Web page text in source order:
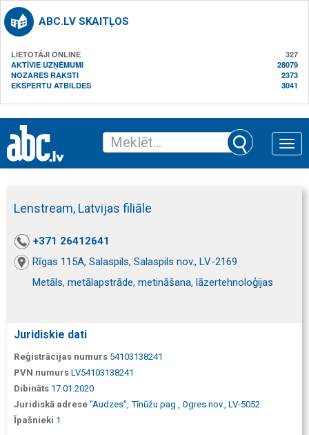
ABC.LV SKAITĻOS
LIETOTĀJI ONLINE
327
AKTĪVIE UZŅĒMUMI
28079
NOZARES RAKSTI
2373
EKSPERTU ATBILDES
3041
Toggle
Lenstream, Latvijas filiāle
+371 26412641
Rīgas 115A, Salaspils, Salaspils nov., LV-2169
Metāls, metālapstrāde, metināšana, lāzertehnoloģijas
Juridiskie dati
Reģistrācijas numurs 54103138241
PVN numurs LV54103138241
Dibināts 17.01.2020
Juridiskā adrese "Audzes", Tīnūžu pag., Ogres nov., LV-5052
Īpašnieki 1